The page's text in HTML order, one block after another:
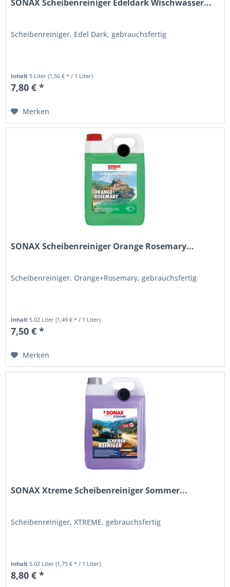
SONAX Scheibenreiniger Edeldark Wischwasser...
Scheibenreiniger, Edel Dark, gebrauchsfertig
Inhalt 5 Liter(1,56 € * / 1 Liter)
7,80 € *
Merken
SONAX Scheibenreiniger Orange Rosemary...
Scheibenreiniger, Orange+Rosemary, gebrauchsfertig
Inhalt5.02 Liter(1,49 € * / 1 Liter)
7,50 € *
Merken
SONAX Xtreme Scheibenreiniger Sommer...
Scheibenreiniger, XTREME, gebrauchsfertig
Inhalt 5.02 Liter(1,75 € * / 1 Liter)
8,80 € *